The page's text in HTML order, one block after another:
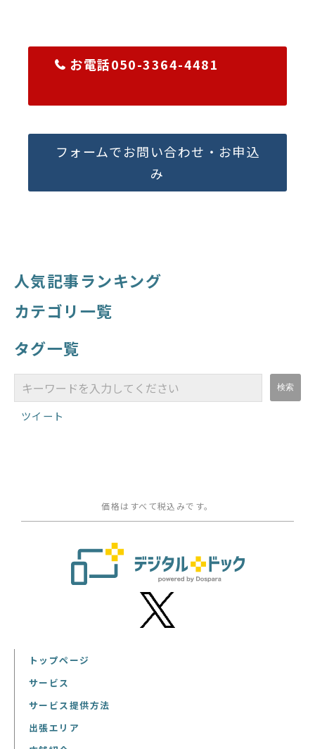
お電話050-3364-4481
フォームでお問い合わせ・お申込
み
人気記事ランキング
カテゴリ一覧
タグ一覧
ツイート
価格はすべて税込みです。
トップページ
サービス
サービス提供方法
出張エリア